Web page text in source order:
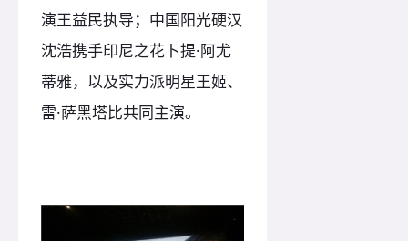
演王益民执导；中国阳光硬汉
沈浩携手印尼之花卜提·阿尤
蒂雅，以及实力派明星王姬、
雷·萨黑塔比共同主演。